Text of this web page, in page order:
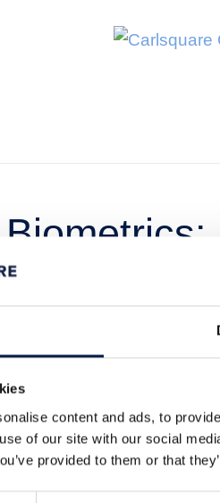
content and ads, to
of our site with our social
provided to them or that
år 2020
intäkter men ungefär samma
att sälja inom nya
komma förrän år 2020.Läs